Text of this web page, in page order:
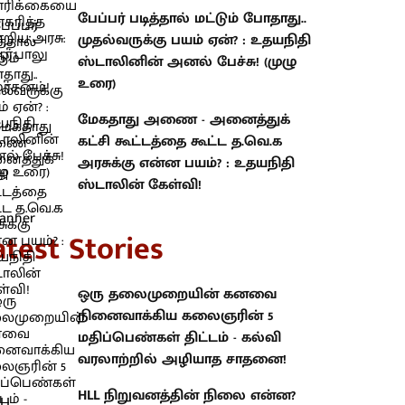
பேப்பர் படித்தால் மட்டும் போதாது..
முதல்வருக்கு பயம் ஏன்? : உதயநிதி
ஸ்டாலினின் அனல் பேச்சு! (முழு
உரை)
மேகதாது அணை - அனைத்துக்
கட்சி கூட்டத்தை கூட்ட த.வெ.க
அரசுக்கு என்ன பயம்? : உதயநிதி
ஸ்டாலின் கேள்வி!
Stories
ஒரு தலைமுறையின் கனவை
நினைவாக்கிய கலைஞரின் 5
மதிப்பெண்கள் திட்டம் - கல்வி
வரலாற்றில் அழியாத சாதனை!
HLL நிறுவனத்தின் நிலை என்ன?